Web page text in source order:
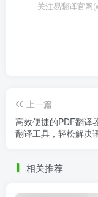
关注易翻译官网
上一篇
高效便捷的PDF翻译
翻译工具，轻松解决
相关推荐